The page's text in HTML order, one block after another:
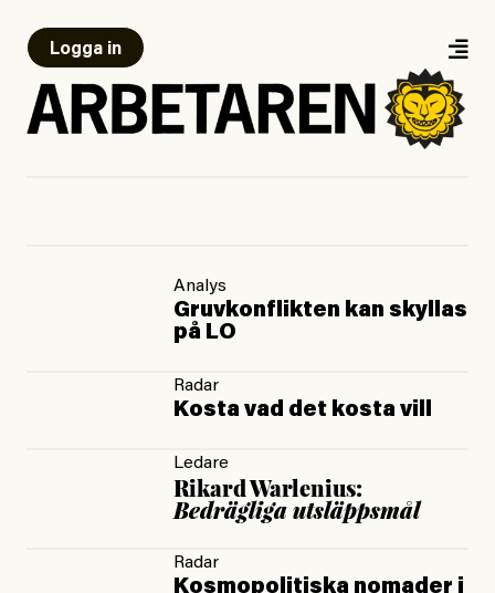
Logga in
Analys
Gruvkonflikten kan skyllas
på LO
Radar
Kosta vad det kosta vill
Ledare
Rikard Warlenius:
Bedrägliga utsläppsmål
Radar
Kosmopolitiska nomader i